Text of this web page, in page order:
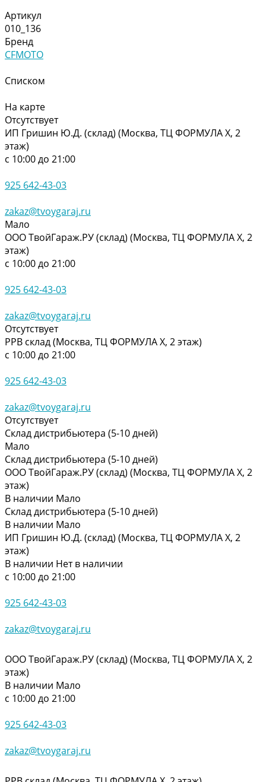
Артикул
010_136
Бренд
CFMOTO
Списком
На карте
Отсутствует
ИП Гришин Ю.Д. (склад) (Москва, ТЦ ФОРМУЛА Х, 2
этаж)
с 10:00 до 21:00
925 642-43-03
zakaz@tvoygaraj.ru
Мало
ООО ТвойГараж.РУ (склад) (Москва, ТЦ ФОРМУЛА Х, 2
этаж)
с 10:00 до 21:00
925 642-43-03
zakaz@tvoygaraj.ru
Отсутствует
РРВ склад (Москва, ТЦ ФОРМУЛА Х, 2 этаж)
с 10:00 до 21:00
925 642-43-03
zakaz@tvoygaraj.ru
Отсутствует
Склад дистрибьютера (5-10 дней)
Мало
Склад дистрибьютера (5-10 дней)
ООО ТвойГараж.РУ (склад) (Москва, ТЦ ФОРМУЛА Х, 2
этаж)
В наличии Мало
Склад дистрибьютера (5-10 дней)
В наличии Мало
ИП Гришин Ю.Д. (склад) (Москва, ТЦ ФОРМУЛА Х, 2
этаж)
В наличии Нет в наличии
с 10:00 до 21:00
925 642-43-03
zakaz@tvoygaraj.ru
ООО ТвойГараж.РУ (склад) (Москва, ТЦ ФОРМУЛА Х, 2
этаж)
В наличии Мало
с 10:00 до 21:00
925 642-43-03
zakaz@tvoygaraj.ru